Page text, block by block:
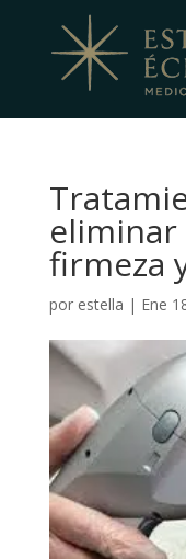
eliminar
firmeza
por estella | Ene